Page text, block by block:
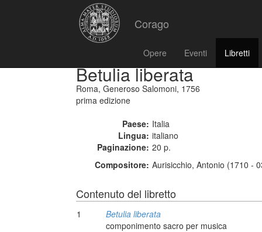
Corago
Opere Eventi Libretti
Betulia liberata
Roma, Generoso Salomoni, 1756
prima edizione
Paese: Italia
Lingua: italiano
Paginazione: 20 p.
Compositore: Aurisicchio, Antonio (1710 -
Contenuto del libretto
1
Betulia liberata
componimento sacro per musica